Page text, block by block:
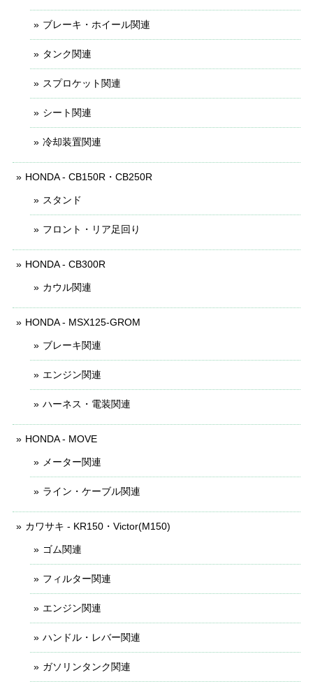
ブレーキ・ホイール関連
タンク関連
スプロケット関連
シート関連
冷却装置関連
HONDA - CB150R・CB250R
スタンド
フロント・リア足回り
HONDA - CB300R
カウル関連
HONDA - MSX125-GROM
ブレーキ関連
エンジン関連
ハーネス・電装関連
HONDA - MOVE
メーター関連
ライン・ケーブル関連
カワサキ - KR150・Victor(M150)
ゴム関連
フィルター関連
エンジン関連
ハンドル・レバー関連
ガソリンタンク関連